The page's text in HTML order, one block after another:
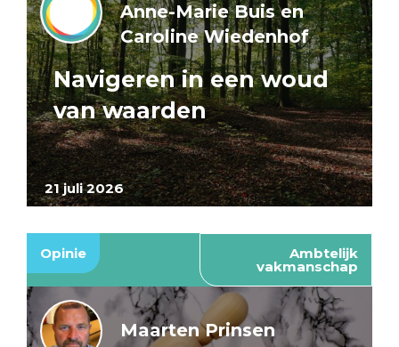
21 juli 2026
Anne-Marie Buis en
Caroline Wiedenhof
Navigeren in een woud
van waarden
Opinie Ambtelijk
vakmanschap
Maarten Prinsen